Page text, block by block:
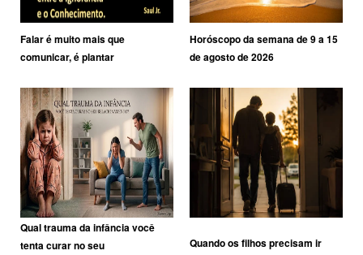
Falar é muito mais que
comunicar, é plantar
Horóscopo da semana de 9 a 15
de agosto de 2026
Qual trauma da infância você
tenta curar no seu
Quando os filhos precisam ir